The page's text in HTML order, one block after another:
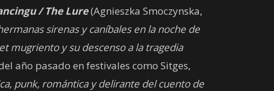
/ The Lure(Agnieszka Smoczynska,
sirenas y caníbales en la noche de
mugriento y su descenso a la tragedia
año pasado en festivales como Sitges,
punk, romántica y delirante del cuento de